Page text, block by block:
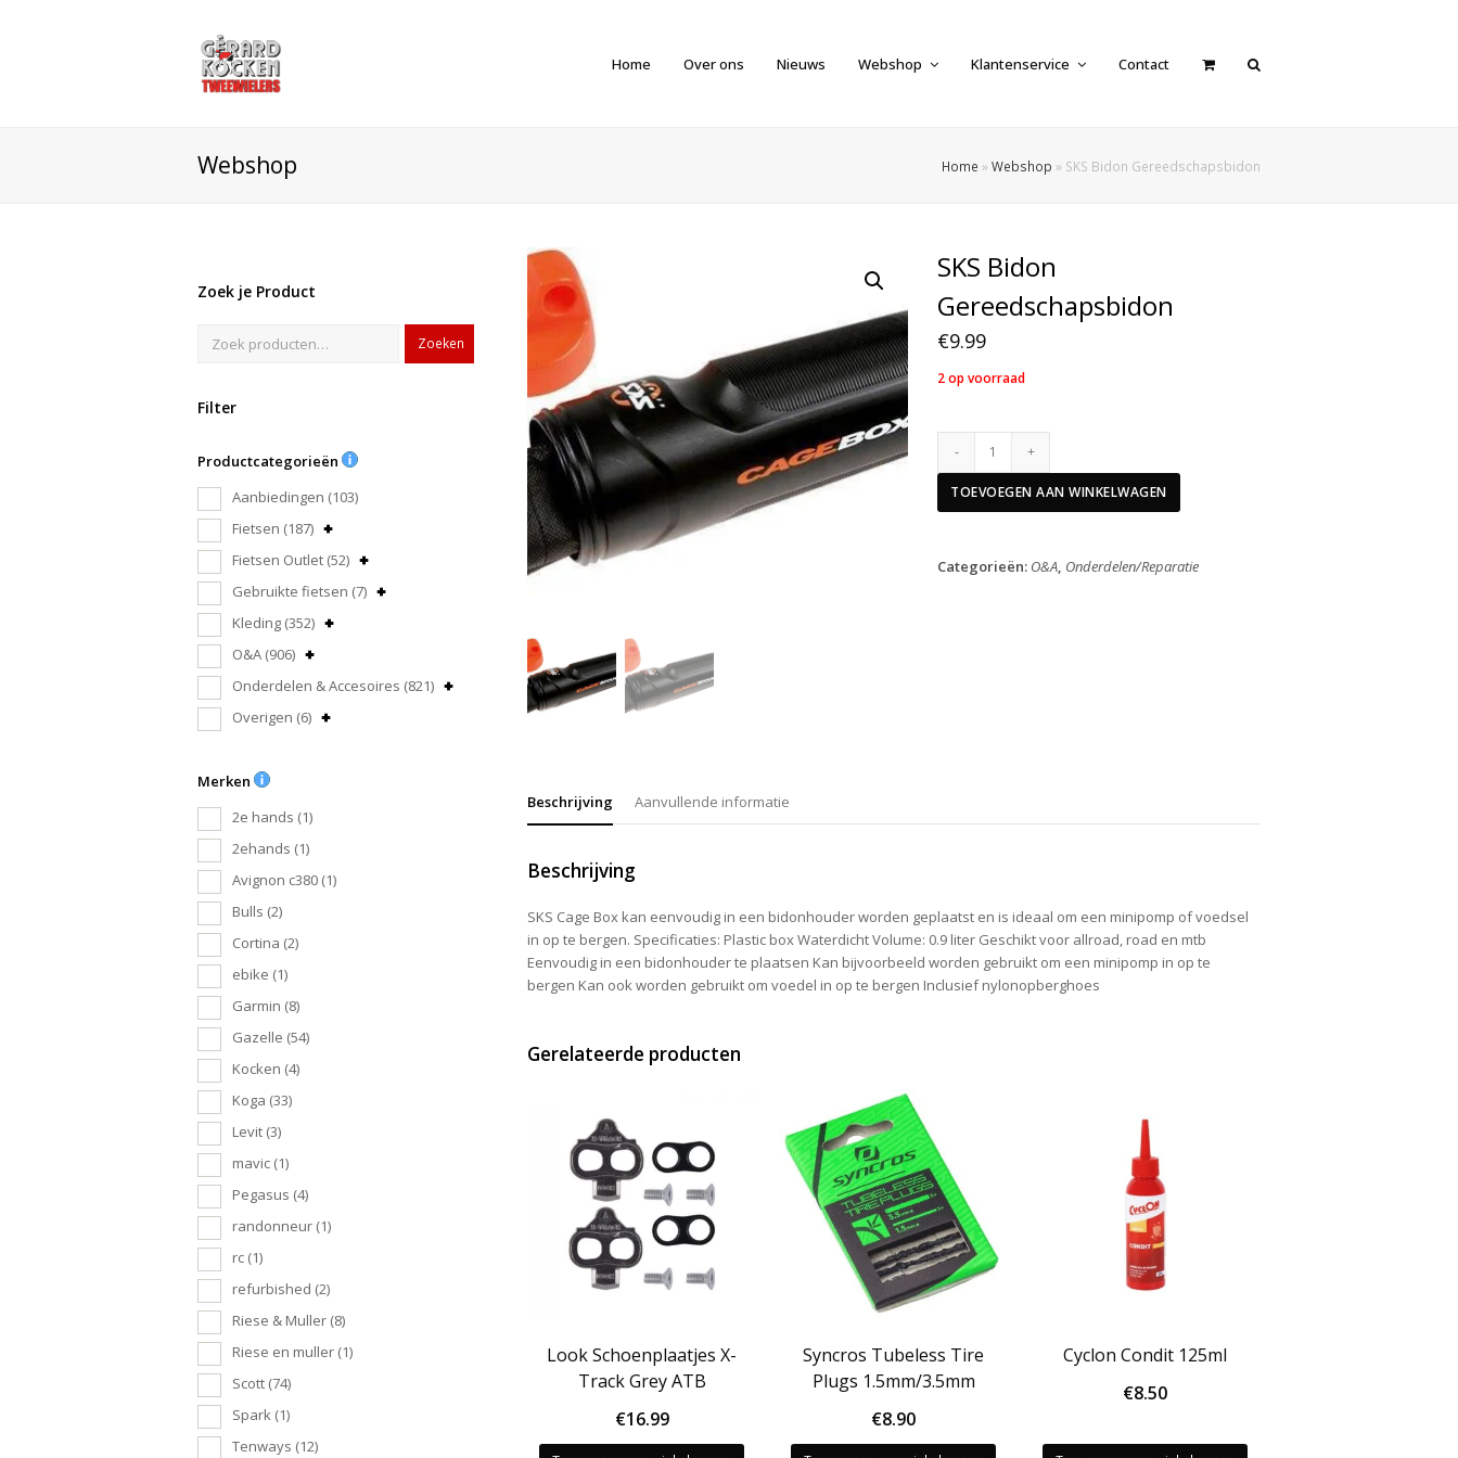
Home Over ons Nieuws Webshop Klantenservice Contact
Webshop Home » Webshop » SKS Bidon Gereedschapsbidon
Zoek je Product
Zoeken
Filter
Productcategorieën
Aanbiedingen (103)
Fietsen (187)
Fietsen Outlet (52)
Gebruikte fietsen (7)
Kleding (352)
O&A (906)
Onderdelen & Accesoires (821)
Overigen (6)
Merken
2e hands (1)
2ehands (1)
Avignon c380 (1)
Bulls (2)
Cortina (2)
ebike (1)
Garmin (8)
Gazelle (54)
Kocken (4)
Koga (33)
Levit (3)
mavic (1)
Pegasus (4)
randonneur (1)
rc (1)
refurbished (2)
Riese & Muller (8)
Riese en muller (1)
Scott (74)
Spark (1)
Tenways (12)
SKS Bidon
Gereedschapsbidon
€9.99
2 op voorraad
SKS
Gereedschapsbidon
aantal
TOEVOEGEN AAN WINKELWAGEN
Categorieën: O&A, Onderdelen/Reparatie
Beschrijving Aanvullende informatie
Beschrijving
SKS Cage Box kan eenvoudig in een bidonhouder worden geplaatst en is ideaal om een minipomp of voedsel
in op te bergen. Specificaties: Plastic box Waterdicht Volume: 0.9 liter Geschikt voor allroad, road en mtb
Eenvoudig in een bidonhouder te plaatsen Kan bijvoorbeeld worden gebruikt om een minipomp in op te
bergen Kan ook worden gebruikt om voedel in op te bergen Inclusief nylonopberghoes
Gerelateerde producten
Look Schoenplaatjes X-
Track Grey ATB
€16.99
Syncros Tubeless Tire
Plugs 1.5mm/3.5mm
€8.90
Cyclon Condit 125ml
€8.50